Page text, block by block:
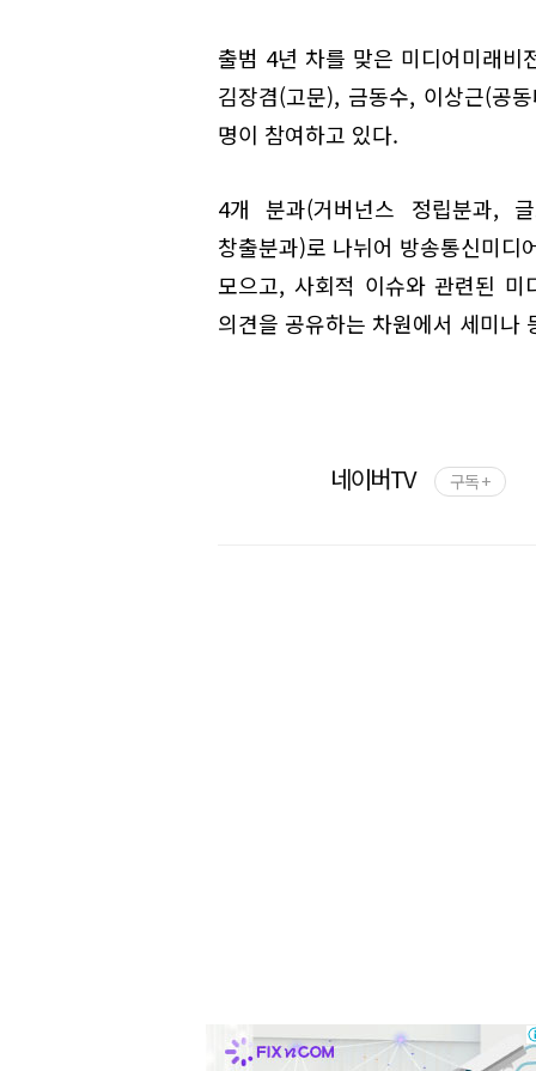
출범 4년 차를 맞은 미디어미래비
김장겸(고문), 금동수, 이상근(공
명이 참여하고 있다.
4개 분과(거버넌스 정립분과,
창출분과)로 나뉘어 방송통신미
모으고, 사회적 이슈와 관련된
의견을 공유하는 차원에서 세미나
네이버TV 구독 +